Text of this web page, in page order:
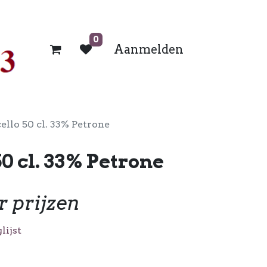
0
Aanmelden
50 cl. 33% Petrone
cl. 33% Petrone
prijzen